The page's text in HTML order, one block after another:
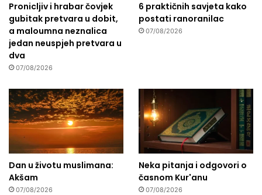
Pronicljiv i hrabar čovjek
gubitak pretvara u dobit,
a maloumna neznalica
jedan neuspjeh pretvara u
dva
07/08/2026
6 praktičnih savjeta kako
postati ranoranilac
07/08/2026
Dan u životu muslimana:
Akšam
07/08/2026
Neka pitanja i odgovori o
časnom Kur'anu
07/08/2026